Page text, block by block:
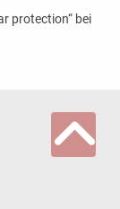
protection“ bei